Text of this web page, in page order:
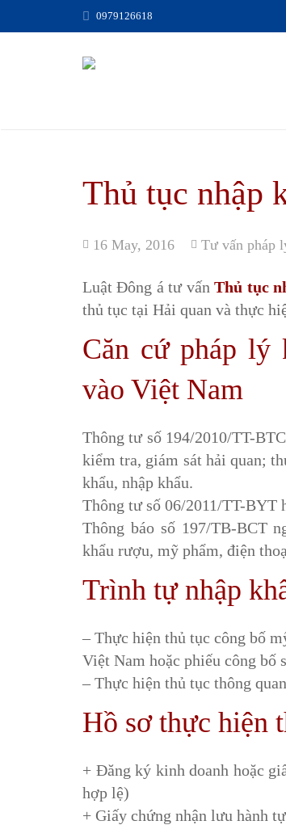
0979126618
Thủ tục nhập
16 May, 2016 Tư vấn pháp
Luật Đông á tư vấnThủ tục
thủ tục tại Hải quan và thực
Căn cứ pháp lý
vào Việt Nam
Thông tư số 194/2010/TT-
kiểm tra, giám sát hải quan;
khẩu, nhập khẩu.
Thông tư số 06/2011/TT-BYT
Thông báo số 197/TB-BCT
khẩu rượu, mỹ phẩm, điện
Trình tự nhập
– Thực hiện thủ tục công bố
Việt Nam hoặc phiếu công bố
– Thực hiện thủ tục thông
Hồ sơ thực hiện
+ Đăng ký kinh doanh hoặc
hợp lệ)
+ Giấy chứng nhận lưu hành